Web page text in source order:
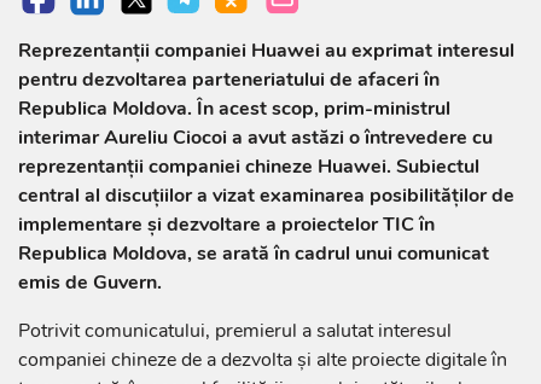
Reprezentanții companiei Huawei au exprimat interesul
pentru dezvoltarea parteneriatului de afaceri în
Republica Moldova. În acest scop, prim-ministrul
interimar Aureliu Ciocoi a avut astăzi o întrevedere cu
reprezentanții companiei chineze Huawei. Subiectul
central al discuțiilor a vizat examinarea posibilităților de
implementare și dezvoltare a proiectelor TIC în
Republica Moldova, se arată în cadrul unui comunicat
emis de Guvern.
Potrivit comunicatului, premierul a salutat interesul
companiei chineze de a dezvolta și alte proiecte digitale în